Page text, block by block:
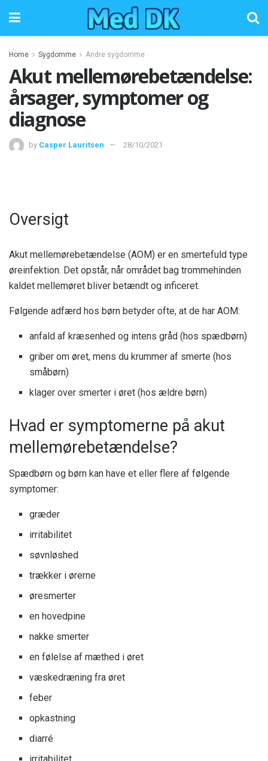
Home Sygdomme Andre sygdomme
Akut mellemørebetændelse:
årsager, symptomer og
diagnose
by Casper Lauritsen 28/10/2021
Oversigt
Akut mellemørebetændelse (AOM) er en smertefuld type
øreinfektion. Det opstår, når området bag trommehinden
kaldet mellemøret bliver betændt og inficeret.
Følgende adfærd hos børn betyder ofte, at de har AOM:
anfald af kræsenhed og intens gråd (hos spædbørn)
griber om øret, mens du krummer af smerte (hos
småbørn)
klager over smerter i øret (hos ældre børn)
Hvad er symptomerne på akut
mellemørebetændelse?
Spædbørn og børn kan have et eller flere af følgende
symptomer:
græder
irritabilitet
søvnløshed
trækker i ørerne
øresmerter
en hovedpine
nakke smerter
en følelse af mæthed i øret
væskedræning fra øret
feber
opkastning
diarré